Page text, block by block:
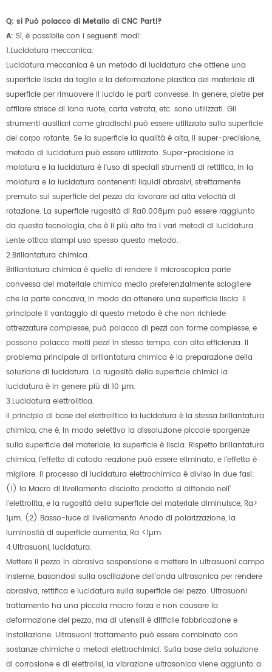
Q: si Può polacco di Metallo di CNC Parti?
A: Sì, è possibile con i seguenti modi:
1.Lucidatura meccanica.
Lucidatura meccanica è un metodo di lucidatura che ottiene una
superficie liscia da taglio e la deformazione plastica del materiale di
superficie per rimuovere il lucido le parti convesse. In genere, pietre per
affilare strisce di lana ruote, carta vetrata, etc. sono utilizzati. Gli
strumenti ausiliari come giradischi può essere utilizzato sulla superficie
del corpo rotante. Se la superficie la qualità è alta, il super-precisione,
metodo di lucidatura può essere utilizzato. Super-precisione la
molatura e la lucidatura è l'uso di speciali strumenti di rettifica, in la
molatura e la lucidatura contenenti liquidi abrasivi, strettamente
premuto sul superficie del pezzo da lavorare ad alta velocità di
rotazione. La superficie rugosità di Ra0.008µm può essere raggiunto
da questa tecnologia, che è il più alto tra i vari metodi di lucidatura.
Lente ottica stampi uso spesso questo metodo.
2.Brillantatura chimica.
Brillantatura chimica è quello di rendere il microscopica parte
convessa del materiale chimico medio preferenzialmente sciogliere
che la parte concava, in modo da ottenere una superficie liscia. Il
principale il vantaggio di questo metodo è che non richiede
attrezzature complesse, può polacco di pezzi con forme complesse, e
possono polacco molti pezzi in stesso tempo, con alta efficienza. Il
problema principale di brillantatura chimica è la preparazione della
soluzione di lucidatura. La rugosità della superficie chimici la
lucidatura è in genere più di 10 µm.
3.Lucidatura elettrolitica.
Il principio di base del elettrolitico la lucidatura è la stessa brillantatura
chimica, che è, in modo selettivo la dissoluzione piccole sporgenze
sulla superficie del materiale, la superficie è liscia. Rispetto brillantatura
chimica, l'effetto di catodo reazione può essere eliminato, e l'effetto è
migliore. Il processo di lucidatura elettrochimica è diviso in due fasi:
(1) la Macro di livellamento disciolto prodotto si diffonde nell'
l'elettrolita, e la rugosità della superficie del materiale diminuisce, Ra>
1µm. (2) Basso-luce di livellamento Anodo di polarizzazione, la
luminosità di superficie aumenta, Ra <1µm.
4.Ultrasuoni, lucidatura.
Mettere il pezzo in abrasiva sospensione e mettere in ultrasuoni campo
insieme, basandosi sulla oscillazione dell'onda ultrasonica per rendere
abrasiva, rettifica e lucidatura sulla superficie del pezzo. Ultrasuoni
trattamento ha una piccola macro forza e non causare la
deformazione del pezzo, ma di utensili è difficile fabbricazione e
installazione. Ultrasuoni trattamento può essere combinato con
sostanze chimiche o metodi elettrochimici. Sulla base della soluzione
di corrosione e di elettrolisi, la vibrazione ultrasonica viene aggiunto a